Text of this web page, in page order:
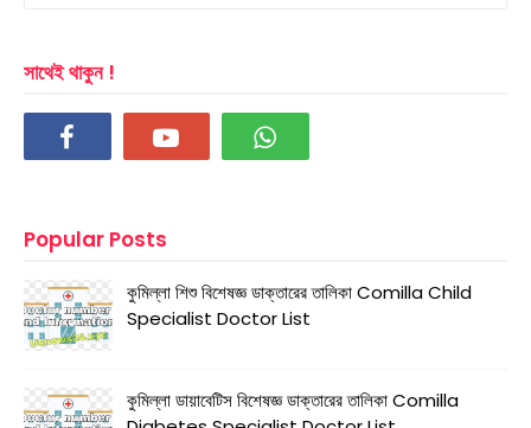
সাথেই থাকুন !
Popular Posts
কুমিল্লা শিশু বিশেষজ্ঞ ডাক্তারের তালিকা Comilla Child
Specialist Doctor List
কুমিল্লা ডায়াবেটিস বিশেষজ্ঞ ডাক্তারের তালিকা Comilla